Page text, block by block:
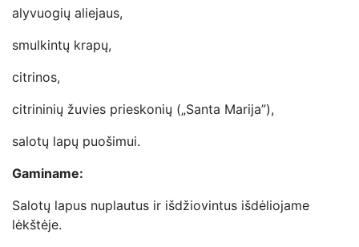
alyvuogių aliejaus,
smulkintų krapų,
citrinos,
citrininių žuvies prieskonių („Santa Marija”),
salotų lapų puošimui.
Gaminame:
Salotų lapus nuplautus ir išdžiovintus išdėliojame
lėkštėje.